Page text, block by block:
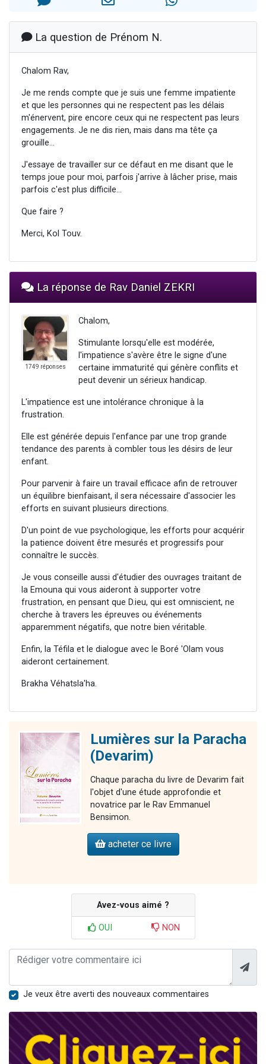
La question de Prénom N.
Chalom Rav,
Je me rends compte que je suis une femme impatiente
et que les personnes qui ne respectent pas les délais
m'énervent, pire encore ceux qui ne respectent pas leurs
engagements. Je ne dis rien, mais dans ma tête ça
grouille...
J'essaye de travailler sur ce défaut en me disant que le
temps joue pour moi, parfois j'arrive à lâcher prise, mais
parfois c'est plus difficile...
Que faire ?
Merci, Kol Touv.
La réponse de Rav Daniel ZEKRI
1749 réponses
Chalom,
Stimulante lorsqu'elle est modérée,
l'impatience s'avère être le signe d'une
certaine immaturité qui génère conflits et
peut devenir un sérieux handicap.
L'impatience est une intolérance chronique à la
frustration.
Elle est générée depuis l'enfance par une trop grande
tendance des parents à combler tous les désirs de leur
enfant.
Pour parvenir à faire un travail efficace afin de retrouver
un équilibre bienfaisant, il sera nécessaire d'associer les
efforts en suivant plusieurs directions.
D'un point de vue psychologique, les efforts pour acquérir
la patience doivent être mesurés et progressifs pour
connaître le succès.
Je vous conseille aussi d'étudier des ouvrages traitant de
la Emouna qui vous aideront à supporter votre
frustration, en pensant que D.ieu, qui est omniscient, ne
cherche à travers les épreuves ou événements
apparemment négatifs, que notre bien véritable.
Enfin, la Téfila et le dialogue avec le Boré 'Olam vous
aideront certainement.
Brakha Véhatsla'ha.
Lumières sur la Paracha
(Devarim)
Chaque paracha du livre de Devarim fait
l'objet d'une étude approfondie et
novatrice par le Rav Emmanuel
Bensimon.
acheter ce livre
Avez-vous aimé ?
OUI NON
Je veux être averti des nouveaux commentaires